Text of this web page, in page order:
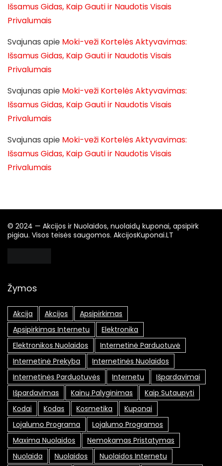
Išsamus Gidas, Kaip Gauti ir Naudotis Visais
Privalumais
Svajunas apie Moki-veži Kortelės Aktyvavimas:
Išsamus Gidas, Kaip Gauti ir Naudotis Visais
Privalumais
Svajunas apie Moki-veži Kortelės Aktyvavimas:
Išsamus Gidas, Kaip Gauti ir Naudotis Visais
Privalumais
Svajunas apie Moki-veži Kortelės Aktyvavimas:
Išsamus Gidas, Kaip Gauti ir Naudotis Visais
Privalumais
© 2024 — Akcijos ir Nuolaidos, nuolaidų kuponai, apsipirk
pigiau. Visos teisės saugomos. AkcijosKuponai.LT
Žymos
Akcija Akcijos
Apsipirkimas
Apsipirkimas Internetu
Elektronika
Elektronikos Nuolaidos
Internetinė Parduotuvė
Internetinė Prekyba
Internetinės Nuolaidos
Internetinės Parduotuvės
Internetu
Išpardavimai
Išpardavimas
Kainų Palyginimas
Kaip Sutaupyti
Kodai
Kodas Kosmetika
Kuponai
Lojalumo Programa
Lojalumo Programos
Maxima Nuolaidos
Nemokamas Pristatymas
Nuolaida
Nuolaidos Nuolaidos Internetu